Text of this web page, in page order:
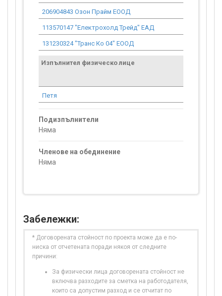
206904843 Озон Прайм ЕООД
113570147 "Електрохолд Трейд" ЕАД
131230324 "Транс Ко 04" ЕООД
Изпълнител физическо лице
Петя
Подизпълнители
Няма
Членове на обединение
Няма
Забележки:
* Договорената стойност по проекта може да е по-
ниска от отчетената поради някоя от следните
причини:
За физически лица договорената стойност не
включва разходите за сметка на работодателя,
които са допустим разход и се отчитат по